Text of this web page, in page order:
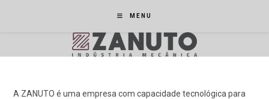
MENU
A ZANUTO é uma empresa com capacidade tecnológica para